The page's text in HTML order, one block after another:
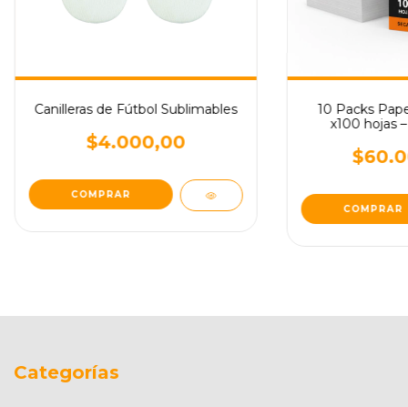
Canilleras de Fútbol Sublimables
$4.000,00
COMPRAR
10 Packs
x100 hojas
Categorías